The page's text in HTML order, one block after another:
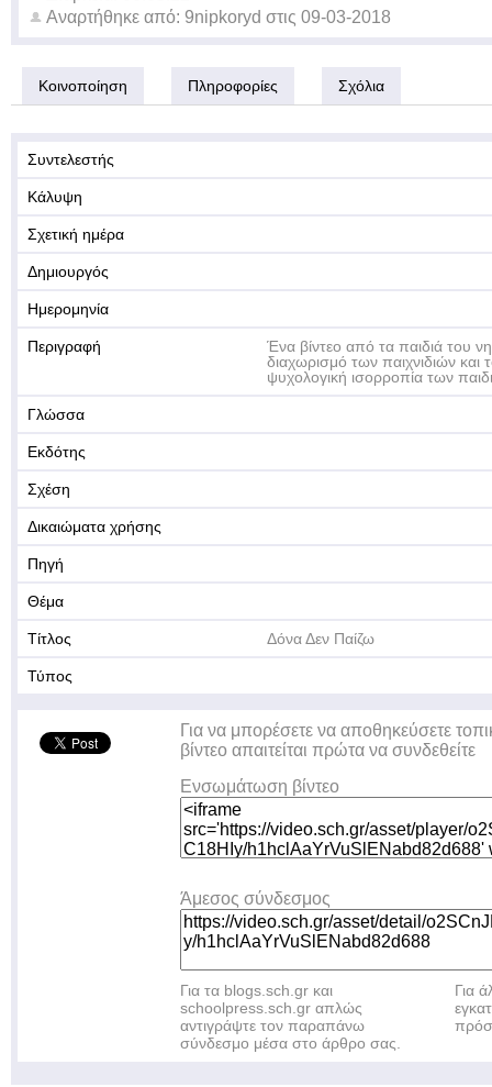
Αναρτήθηκε από: 9nipkoryd στις 09-03-2018
Κοινοποίηση Πληροφορίες Σχόλια
Συντελεστής
Κάλυψη
Σχετική ημέρα
Δημιουργός
Ημερομηνία
Περιγραφή
Ένα βίντεο από τα παιδιά του
διαχωρισμό των παιχνιδιών και
ψυχολογική ισορροπία των
Γλώσσα
Εκδότης
Σχέση
Δικαιώματα χρήσης
Πηγή
Θέμα
Τίτλος Δόνα Δεν Παίζω
Τύπος
Για να μπορέσετε να αποθηκεύσετε
βίντεο απαιτείται πρώτα να συνδεθείτε
Ενσωμάτωση βίντεο
Άμεσος σύνδεσμος
Για τα blogs.sch.gr και
schoolpress.sch.gr απλώς
αντιγράψτε τον παραπάνω
σύνδεσμο μέσα στο άρθρο σας.
Για